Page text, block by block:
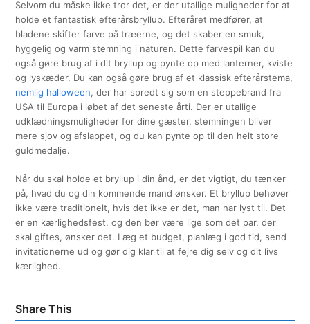
Selvom du måske ikke tror det, er der utallige muligheder for at
holde et fantastisk efterårsbryllup. Efteråret medfører, at
bladene skifter farve på træerne, og det skaber en smuk,
hyggelig og varm stemning i naturen. Dette farvespil kan du
også gøre brug af i dit bryllup og pynte op med lanterner, kviste
og lyskæder. Du kan også gøre brug af et klassisk efterårstema,
nemlig halloween, der har spredt sig som en steppebrand fra
USA til Europa i løbet af det seneste årti. Der er utallige
udklædningsmuligheder for dine gæster, stemningen bliver
mere sjov og afslappet, og du kan pynte op til den helt store
guldmedalje.
Når du skal holde et bryllup i din ånd, er det vigtigt, du tænker
på, hvad du og din kommende mand ønsker. Et bryllup behøver
ikke være traditionelt, hvis det ikke er det, man har lyst til. Det
er en kærlighedsfest, og den bør være lige som det par, der
skal giftes, ønsker det. Læg et budget, planlæg i god tid, send
invitationerne ud og gør dig klar til at fejre dig selv og dit livs
kærlighed.
Share This